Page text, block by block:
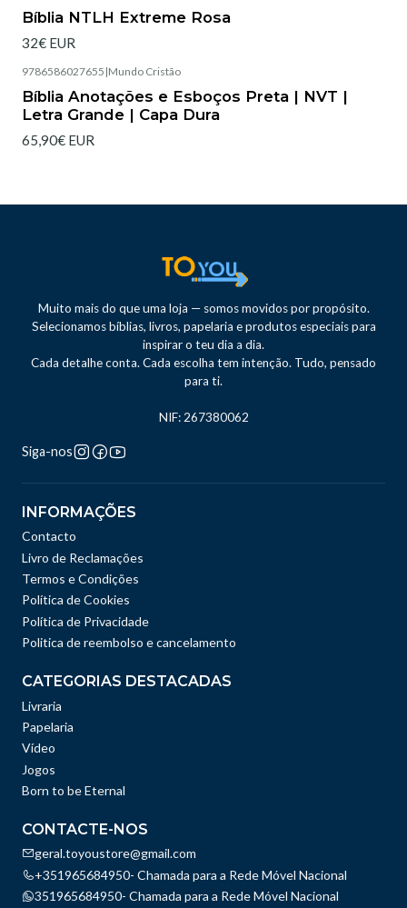
Bíblia NTLH Extreme Rosa
32€ EUR
9786586027655 |Mundo Cristão
Bíblia Anotações e Esboços Preta | NVT |
Letra Grande | Capa Dura
65,90€ EUR
Muito mais do que uma loja — somos movidos por propósito.
Selecionamos bíblias, livros, papelaria e produtos especiais para
inspirar o teu dia a dia.
Cada detalhe conta. Cada escolha tem intenção. Tudo, pensado
para ti.
NIF: 267380062
Siga-nos
INFORMAÇÕES
Contacto
Livro de Reclamações
Termos e Condições
Política de Cookies
Política de Privacidade
Politica de reembolso e cancelamento
CATEGORIAS DESTACADAS
Livraria
Papelaria
Vídeo
Jogos
Born to be Eternal
CONTACTE-NOS
geral.toyoustore@gmail.com
+351965684950- Chamada para a Rede Móvel Nacional
351965684950- Chamada para a Rede Móvel Nacional